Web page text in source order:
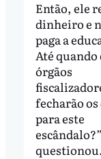
Então, ele
dinheiro e
paga a
Até quando
órgãos
fecharão
para este
questionou.